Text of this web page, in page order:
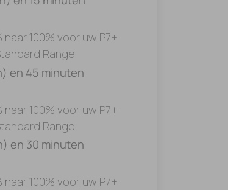
100% voor uw P7+
Range
en 45 minuten
100% voor uw P7+
Range
en 30 minuten
100% voor uw P7+